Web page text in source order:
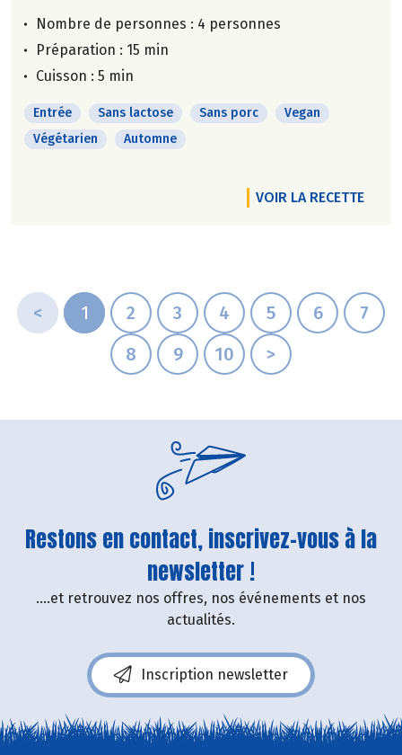
Nombre de personnes : 4 personnes
Préparation : 15 min
Cuisson : 5 min
Entrée Sans lactose Sans porc
Vegan
Végétarien
Automne
VOIR LA RECETTE
< 1 2 3 4 5 6
7
8
9 10 >
Restons en contact, inscrivez-vous à la
newsletter !
....et retrouvez nos offres, nos événements et nos
actualités.
Inscription newsletter